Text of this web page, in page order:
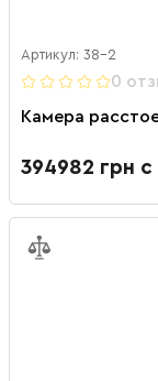
Артикул: 38-2
0
Камера
394982 грн